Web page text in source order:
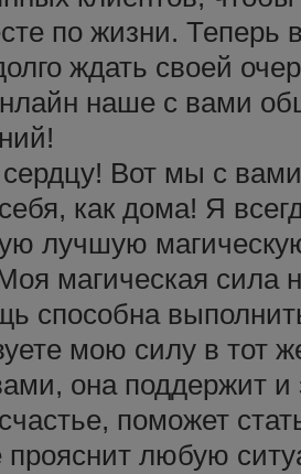
по жизни. Теперь
ждать своей
наше с вами
Вот мы с
как дома! Я
лучшую
магическая сила
способна
мою силу в тот
она поддержит и
поможет
прояснит любую